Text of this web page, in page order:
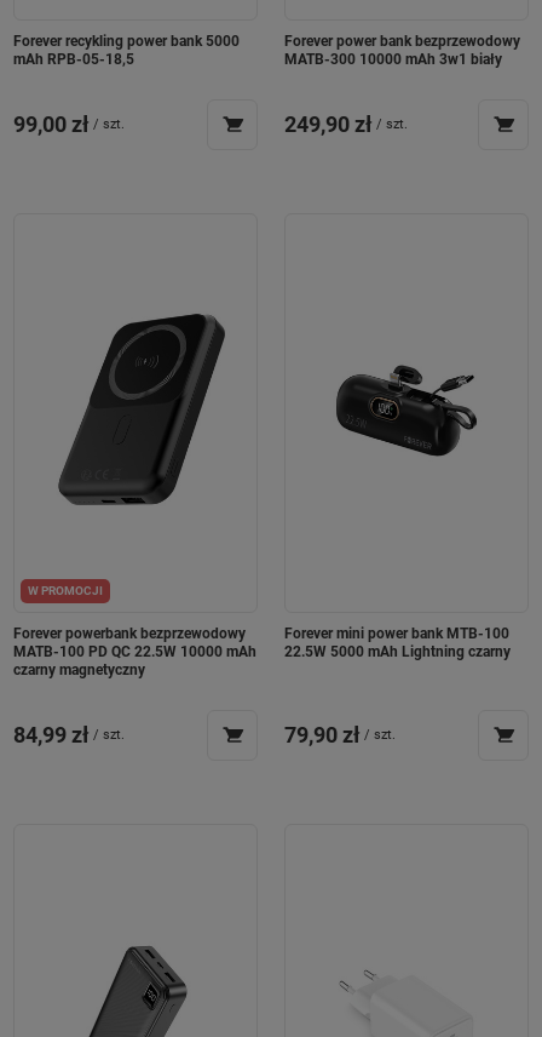
Forever recykling power bank 5000
mAh RPB-05-18,5
99,00 zł / szt.
Forever power bank bezprzewodowy
MATB-300 10000 mAh 3w1 biały
249,90 zł / szt.
W PROMOCJI
Forever powerbank bezprzewodowy
MATB-100 PD QC 22.5W 10000 mAh
czarny magnetyczny
84,99 zł / szt.
Forever mini power bank MTB-100
22.5W 5000 mAh Lightning czarny
79,90 zł / szt.